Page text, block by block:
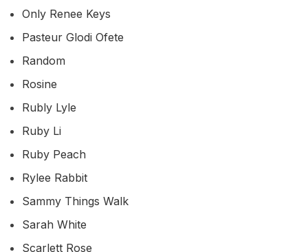
Only Renee Keys
Pasteur Glodi Ofete
Random
Rosine
Rubly Lyle
Ruby Li
Ruby Peach
Rylee Rabbit
Sammy Things Walk
Sarah White
Scarlett Rose